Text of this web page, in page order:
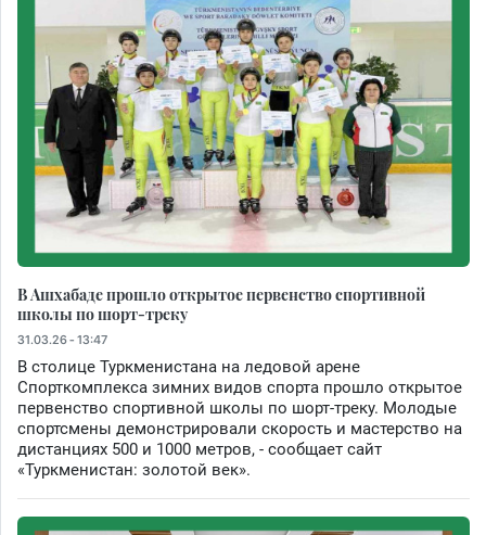
В Ашхабаде прошло открытое первенство спортивной
школы по шорт-треку
31.03.26 - 13:47
В столице Туркменистана на ледовой арене
Спорткомплекса зимних видов спорта прошло открытое
первенство спортивной школы по шорт-треку. Молодые
спортсмены демонстрировали скорость и мастерство на
дистанциях 500 и 1000 метров, - сообщает сайт
«Туркменистан: золотой век».